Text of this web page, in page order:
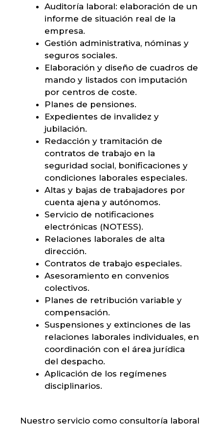
Auditoría laboral: elaboración de un
informe de situación real de la
empresa.
Gestión administrativa, nóminas y
seguros sociales.
Elaboración y diseño de cuadros de
mando y listados con imputación
por centros de coste.
Planes de pensiones.
Expedientes de invalidez y
jubilación.
Redacción y tramitación de
contratos de trabajo en la
seguridad social, bonificaciones y
condiciones laborales especiales.
Altas y bajas de trabajadores por
cuenta ajena y autónomos.
Servicio de notificaciones
electrónicas (NOTESS).
Relaciones laborales de alta
dirección.
Contratos de trabajo especiales.
Asesoramiento en convenios
colectivos.
Planes de retribución variable y
compensación.
Suspensiones y extinciones de las
relaciones laborales individuales, en
coordinación con el área jurídica
del despacho.
Aplicación de los regímenes
disciplinarios.
Nuestro servicio como consultoría laboral